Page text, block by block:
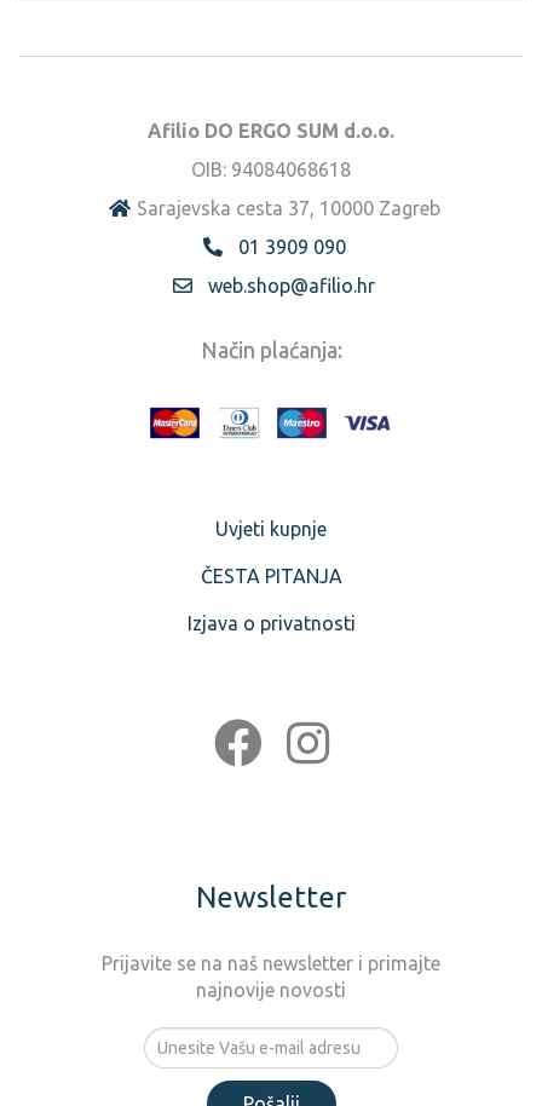
Afilio DO ERGO SUM d.o.o.
OIB: 94084068618
Sarajevska cesta 37, 10000 Zagreb
01 3909 090
web.shop@afilio.hr
Način plaćanja:
Uvjeti kupnje
ČESTA PITANJA
Izjava o privatnosti
Newsletter
Prijavite se na naš newsletter i primajte
najnovije novosti